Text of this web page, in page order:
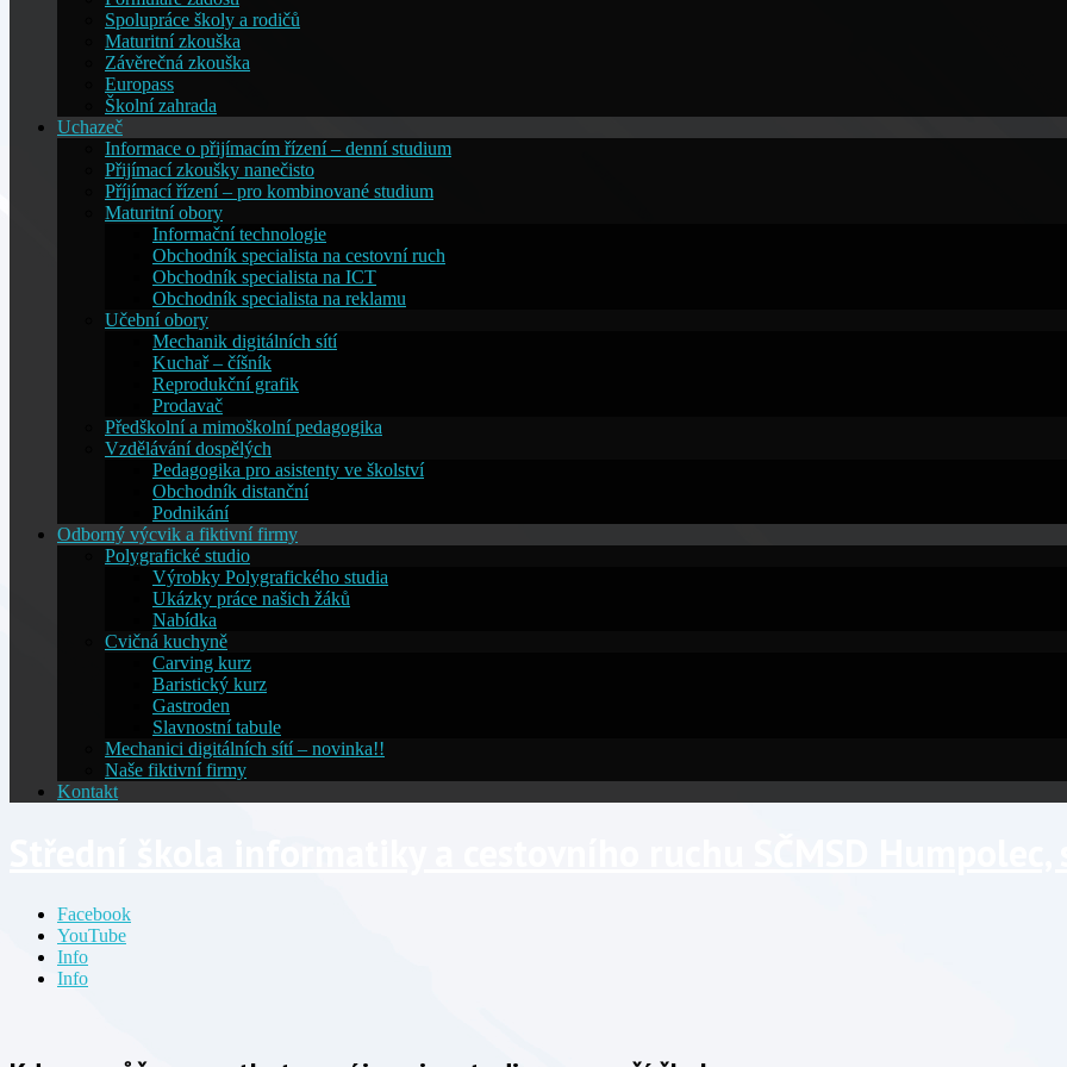
Spolupráce školy a rodičů
Maturitní zkouška
Závěrečná zkouška
Europass
Školní zahrada
Uchazeč
Informace o přijímacím řízení – denní studium
Přijímací zkoušky nanečisto
Příjímací řízení – pro kombinované studium
Maturitní obory
Informační technologie
Obchodník specialista na cestovní ruch
Obchodník specialista na ICT
Obchodník specialista na reklamu
Učební obory
Mechanik digitálních sítí
Kuchař – číšník
Reprodukční grafik
Prodavač
Předškolní a mimoškolní pedagogika
Vzdělávání dospělých
Pedagogika pro asistenty ve školství
Obchodník distanční
Podnikání
Odborný výcvik a fiktivní firmy
Polygrafické studio
Výrobky Polygrafického studia
Ukázky práce našich žáků
Nabídka
Cvičná kuchyně
Carving kurz
Baristický kurz
Gastroden
Slavnostní tabule
Mechanici digitálních sítí – novinka!!
Naše fiktivní firmy
Kontakt
Facebook
YouTube
Info
Info